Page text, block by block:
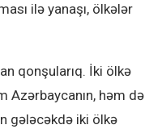
ilə yanaşı, ölkələr
qonşularıq. İki ölkə
Azərbaycanın, həm də
gələcəkdə iki ölkə